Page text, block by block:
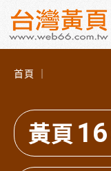
首頁 ｜
黃頁 16